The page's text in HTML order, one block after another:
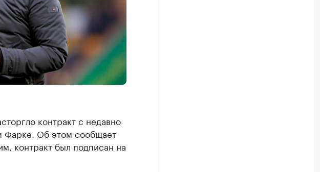
контракт с недавно
Фарке. Об этом сообщает
контракт был подписан на